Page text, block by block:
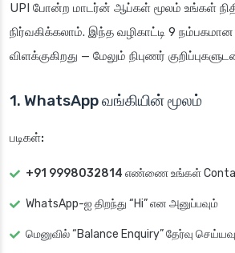
UPI போன்ற மாடர்ன் ஆப்கள் மூலம் உங்கள்
நிர்வகிக்கலாம். இந்த வழிகாட்டி 9
விளக்குகிறது — மேலும் நிபுணர்
1. WhatsApp வங்கியின் மூலம்
படிகள்:
+91 9998032814 எண்ணை உங்கள்
WhatsApp-ஐ திறந்து “Hi” என அனுப்பவும்
மெனுவில் “Balance Enquiry” தேர்வு